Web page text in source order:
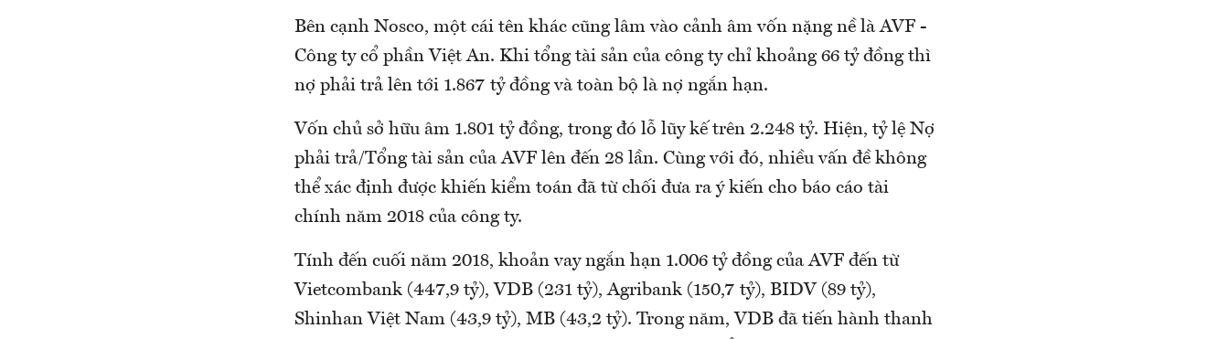
Bên cạnh Nosco, một cái tên khác cũng lâm vào cảnh âm vốn nặng nề là AVF -
Công ty cổ phần Việt An. Khi tổng tài sản của công ty chỉ khoảng 66 tỷ đồng thì
nợ phải trả lên tới 1.867 tỷ đồng và toàn bộ là nợ ngắn hạn.
Vốn chủ sở hữu âm 1.801 tỷ đồng, trong đó lỗ lũy kế trên 2.248 tỷ. Hiện, tỷ lệ Nợ
phải trả/Tổng tài sản của AVF lên đến 28 lần. Cùng với đó, nhiều vấn đề không
thể xác định được khiến kiểm toán đã từ chối đưa ra ý kiến cho báo cáo tài
chính năm 2018 của công ty.
Tính đến cuối năm 2018, khoản vay ngắn hạn 1.006 tỷ đồng của AVF đến từ
Vietcombank (447,9 tỷ), VDB (231 tỷ), Agribank (150,7 tỷ), BIDV (89 tỷ),
Shinhan Việt Nam (43,9 tỷ), MB (43,2 tỷ). Trong năm, VDB đã tiến hành thanh